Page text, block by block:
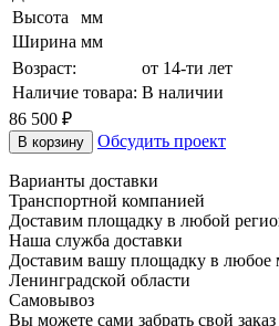
Высота
мм
Ширина мм
Возраст:
от 14-ти лет
Наличие товара: В наличии
86 500 ₽
В корзину Обсудить проект
Варианты доставки
Транспортной компанией
Доставим площадку в любой
Наша служба доставки
Доставим вашу площадку в любое
Ленинградской области
Самовывоз
Вы можете сами забрать свой